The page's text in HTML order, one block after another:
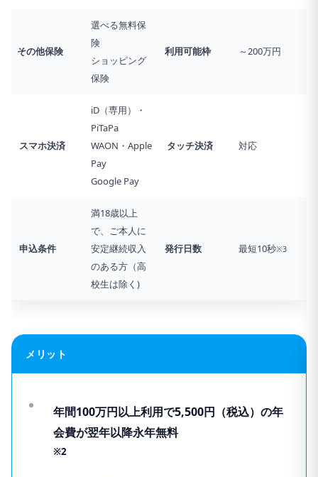
その他保険
選べる無料保
険
ショッピング
保険
利用可能枠 ～200万円
スマホ決済
iD（専用）・
PiTaPa
WAON・Apple
Pay
Google Pay
タッチ決済 対応
申込条件
満18歳以上
で、ご本人に
安定継続収入
のある方（高
校生は除く)
発行日数 最短10秒※3
メリット
年間100万円以上利用で5,500円（税込）の年
会費が翌年以降永年無料
※2